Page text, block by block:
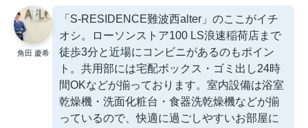
角田 慶希
「S-RESIDENCE難波西alter」のここがイチ
オシ。ローソンストア100 LS浪速稲荷店まで
徒歩3分と近場にコンビニがあるのもポイン
ト。共用部には宅配ボックス・ゴミ出し24時
間OKなどが揃っております。室内設備は浴室
乾燥機・洗面化粧台・食器洗乾燥機などが揃
っているので、快適に過ごしやすいお部屋に